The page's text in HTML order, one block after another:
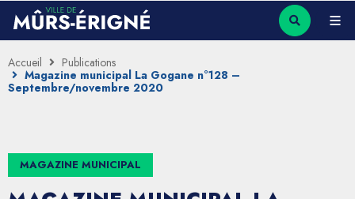
Accueil
Publications
Magazine municipal La Gogane n°128 –
Septembre/novembre 2020
MAGAZINE MUNICIPAL